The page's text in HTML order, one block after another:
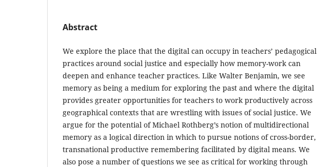
Abstract
We explore the place that the digital can occupy in teachers’ pedagogical
practices around social justice and especially how memory-work can
deepen and enhance teacher practices. Like Walter Benjamin, we see
memory as being a medium for exploring the past and where the digital
provides greater opportunities for teachers to work productively across
geographical contexts that are wrestling with issues of social justice. We
argue for the potential of Michael Rothberg’s notion of multidirectional
memory as a logical direction in which to pursue notions of cross-border,
transnational productive remembering facilitated by digital means. We
also pose a number of questions we see as critical for working through